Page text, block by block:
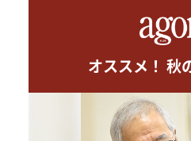
オススメ！ 秋